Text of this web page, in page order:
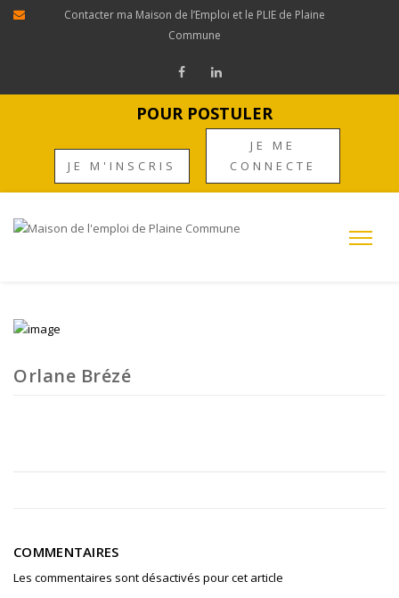
Contacter ma Maison de l’Emploi et le PLIE de Plaine
Commune
POUR POSTULER
JE M'INSCRIS
JE ME
CONNECTE
Orlane Brézé
COMMENTAIRES
Les commentaires sont désactivés pour cet article